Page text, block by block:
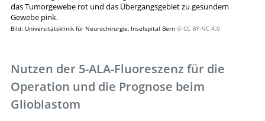
das Tumorgewebe rot und das Übergangsgebiet zu gesundem
Gewebe pink.
Bild: Universitätsklinik für Neurochirurgie, Inselspital Bern © CC BY-NC 4.0
Nutzen der 5-ALA-Fluoreszenz für die
Operation und die Prognose beim
Glioblastom